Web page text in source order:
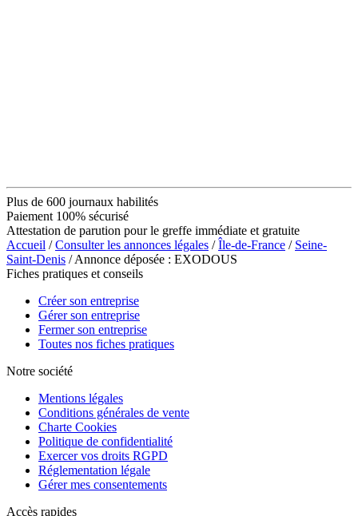
Plus de 600 journaux habilités
Paiement 100% sécurisé
Attestation de parution pour le greffe immédiate et gratuite
Accueil /Consulter les annonces légales /Île-de-France / Seine-
Saint-Denis / Annonce déposée : EXODOUS
Fiches pratiques et conseils
Créer son entreprise
Gérer son entreprise
Fermer son entreprise
Toutes nos fiches pratiques
Notre société
Mentions légales
Conditions générales de vente
Charte Cookies
Politique de confidentialité
Exercer vos droits RGPD
Réglementation légale
Gérer mes consentements
Accès rapides